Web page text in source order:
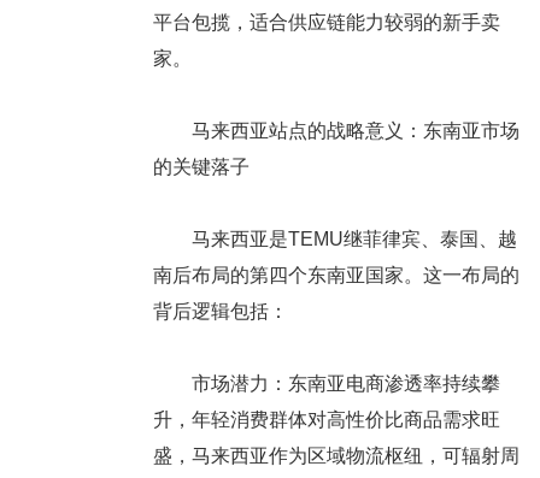
平台包揽，适合供应链能力较弱的新手卖
家。
马来西亚站点的战略意义：东南亚市场
的关键落子
马来西亚是TEMU继菲律宾、泰国、越
南后布局的第四个东南亚国家。这一布局的
背后逻辑包括：
市场潜力：东南亚电商渗透率持续攀
升，年轻消费群体对高性价比商品需求旺
盛，马来西亚作为区域物流枢纽，可辐射周